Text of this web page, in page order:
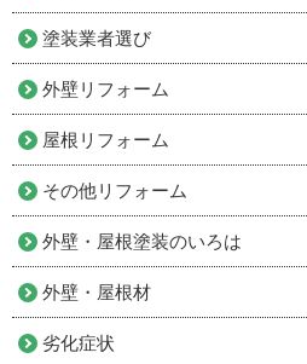
塗装業者選び
外壁リフォーム
屋根リフォーム
その他リフォーム
外壁・屋根塗装のいろは
外壁・屋根材
劣化症状